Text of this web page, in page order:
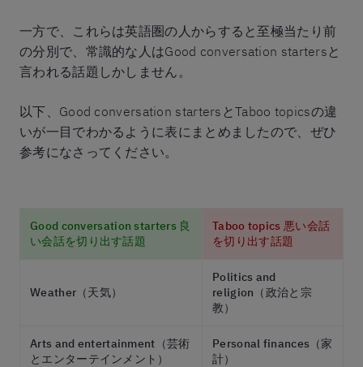
一方で、これらは英語圏の人からすると至極当たり前
の分別で、常識的な人はGood conversation startersと
言われる話題しかしません。
以下、Good conversation startersとTaboo topicsの違
いが一目でわかるように表にまとめましたので、ぜひ
参考になさってください。
Good conversation starters 良
い会話を切り出す話題
Taboo topics 悪い会話
を切り出す話題
Weather（天気）
Politics and
religion（政治と宗
教）
Arts and entertainment（芸術
とエンターテインメント）
Personal finances（家
計）